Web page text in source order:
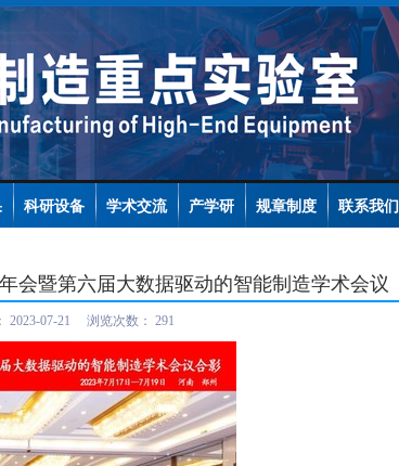
科研设备 学术交流 产学研 规章制度 联系我们
会暨第六届大数据驱动的智能制造学术会议
2023-07-21 浏览次数： 291